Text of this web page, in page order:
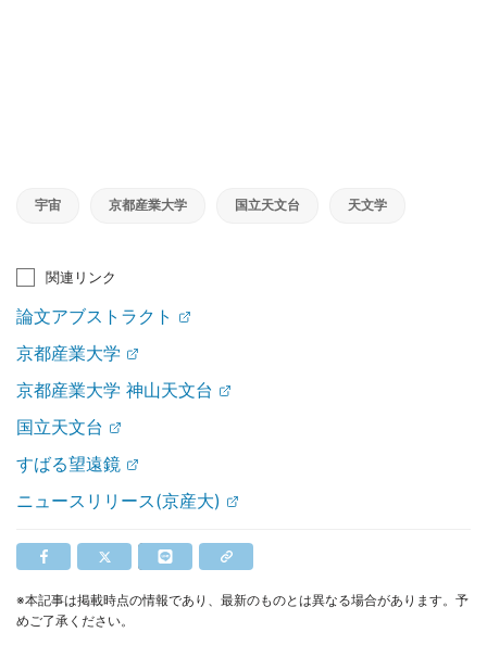
宇宙 京都産業大学 国立天文台 天文学
関連リンク
論文アブストラクト
京都産業大学
京都産業大学 神山天文台
国立天文台
すばる望遠鏡
ニュースリリース(京産大)
※本記事は掲載時点の情報であり、最新のものとは異なる場合があります。予
めご了承ください。